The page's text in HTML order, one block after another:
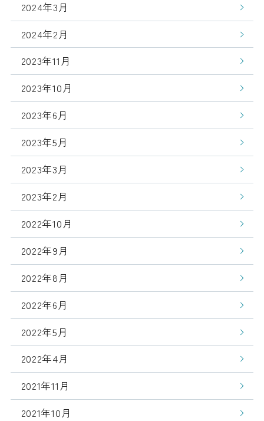
2024年3月
2024年2月
2023年11月
2023年10月
2023年6月
2023年5月
2023年3月
2023年2月
2022年10月
2022年9月
2022年8月
2022年6月
2022年5月
2022年4月
2021年11月
2021年10月